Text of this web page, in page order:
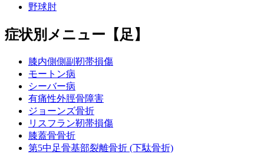
野球肘
症状別メニュー【足】
膝内側側副靭帯損傷
モートン病
シーバー病
有痛性外脛骨障害
ジョーンズ骨折
リスフラン靭帯損傷
膝蓋骨骨折
第5中足骨基部裂離骨折 (下駄骨折)